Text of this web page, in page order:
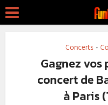
Concerts •
Gagnez vos
concert de
à Paris